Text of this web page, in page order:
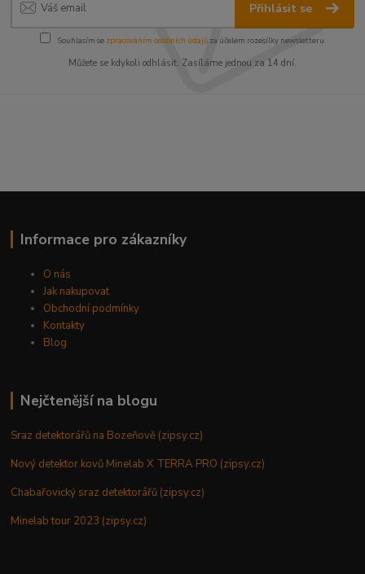
Přihlásit se
Souhlasím se zpracováním osobních údajůza účelem rozesílky newsletteru.
Můžete se kdykoli odhlásit. Zasíláme jednou za 14 dní.
Informace pro zákazníky
O nás
Jak nakupovat
Obchodní podmínky
Kontakty
Blog
Nejčtenější na blogu
Sraz detektorářů na Bozeňově (zipsy.cz)
Nový detektor kovů Minelab X TERRA PRO (zipsy.cz)
Chabařovický sraz detektorářů (zipsy.cz)
Minelab tour 2023 (zipsy.cz)